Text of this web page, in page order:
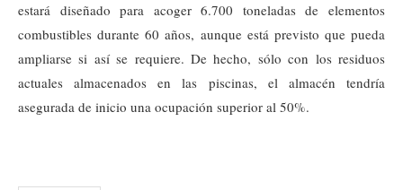
estará diseñado para acoger 6.700 toneladas de elementos
combustibles durante 60 años, aunque está previsto que pueda
ampliarse si así se requiere. De hecho, sólo con los residuos
actuales almacenados en las piscinas, el almacén tendría
asegurada de inicio una ocupación superior al 50%.